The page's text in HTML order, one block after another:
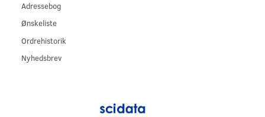
Adressebog
Ønskeliste
Ordrehistorik
Nyhedsbrev